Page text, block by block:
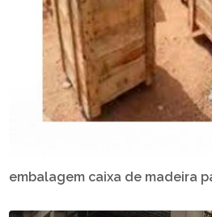
embalagem caixa de madeira